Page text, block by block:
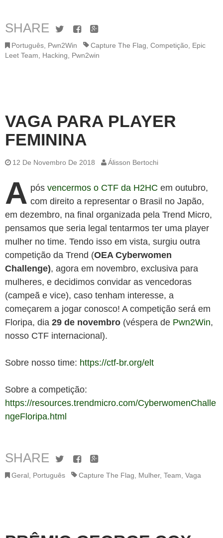
SHARE TwitterFacebook
Google+
Português Pwn2Win Capture The Flag Competição
Epic
Leet Team
Hacking Pwn2win
VAGA PARA PLAYER
FEMININA
12 De Novembro De 2018 Álisson Bertochi
A pós vencermos o CTF da H2HC em outubro,
com direito a representar o Brasil no Japão,
em dezembro, na final organizada pela Trend Micro,
pensamos que seria legal tentarmos ter uma player
mulher no time. Tendo isso em vista, surgiu outra
competição da Trend (OEA Cyberwomen
Challenge), agora em novembro, exclusiva para
mulheres, e decidimos convidar as vencedoras
(campeã e vice), caso tenham interesse, a
começarem a jogar conosco! A competição será em
Floripa, dia 29 de novembro (véspera de Pwn2Win,
nosso CTF internacional).
Sobre nosso time: https://ctf-br.org/elt
Sobre a competição:
https://resources.trendmicro.com/CyberwomenChalle
ngeFloripa.html
SHARE TwitterFacebook
Google+
Geral Português Capture The Flag Mulher, Team Vaga